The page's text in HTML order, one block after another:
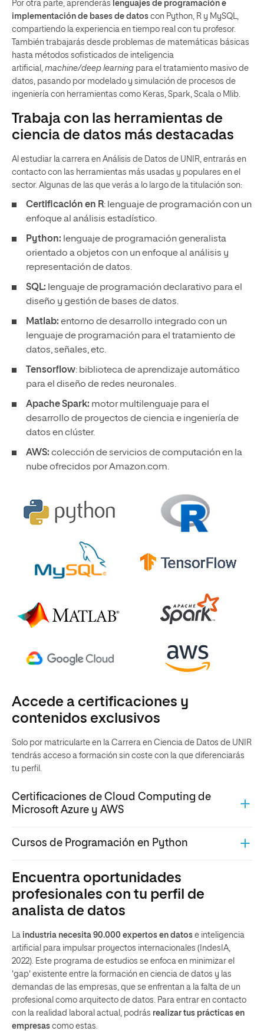
Por otra parte, aprenderás lenguajes de programación e
implementación de bases de datos con Python, R y MySQL,
compartiendo la experiencia en tiempo real con tu profesor.
También trabajarás desde problemas de matemáticas básicas
hasta métodos sofisticados de inteligencia
artificial, machine/deep learning para el tratamiento masivo de
datos, pasando por modelado y simulación de procesos de
ingeniería con herramientas como Keras, Spark, Scala o Mlib.
Trabaja con las herramientas de
ciencia de datos más destacadas
Al estudiar la carrera en Análisis de Datos de UNIR, entrarás en
contacto con las herramientas más usadas y populares en el
sector. Algunas de las que verás a lo largo de la titulación son:
Certificación en R: lenguaje de programación con un
enfoque al análisis estadístico.
Python: lenguaje de programación generalista
orientado a objetos con un enfoque al análisis y
representación de datos.
SQL: lenguaje de programación declarativo para el
diseño y gestión de bases de datos.
Matlab: entorno de desarrollo integrado con un
lenguaje de programación para el tratamiento de
datos, señales, etc.
Tensorflow: biblioteca de aprendizaje automático
para el diseño de redes neuronales.
Apache Spark: motor multilenguaje para el
desarrollo de proyectos de ciencia e ingeniería de
datos en clúster.
AWS: colección de servicios de computación en la
nube ofrecidos por Amazon.com.
Accede a certificaciones y
contenidos exclusivos
Solo por matricularte en la Carrera en Ciencia de Datos de UNIR
tendrás acceso a formación sin coste con la que diferenciarás
tu perfil.
Certificaciones de Cloud Computing de
Microsoft Azure y AWS
Cursos de Programación en Python
Encuentra oportunidades
profesionales con tu perfil de
analista de datos
La industria necesita 90.000 expertos en datos e inteligencia
artificial para impulsar proyectos internacionales (IndesIA,
2022). Este programa de estudios se enfoca en minimizar el
'gap' existente entre la formación en ciencia de datos y las
demandas de las empresas, que se enfrentan a la falta de un
profesional como arquitecto de datos. Para entrar en contacto
con la realidad laboral actual, podrás realizar tus prácticas en
empresas como estas.